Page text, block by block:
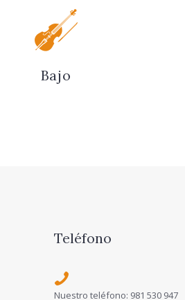
Bajo
Teléfono
Nuestro teléfono: 981 530 947